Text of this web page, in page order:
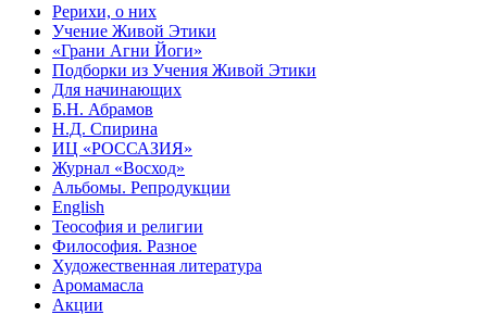
Рерихи, о них
Учение Живой Этики
«Грани Агни Йоги»
Подборки из Учения Живой Этики
Для начинающих
Б.Н. Абрамов
Н.Д. Спирина
ИЦ «РОССАЗИЯ»
Журнал «Восход»
Альбомы. Репродукции
English
Теософия и религии
Философия. Разное
Художественная литература
Аромамасла
Акции